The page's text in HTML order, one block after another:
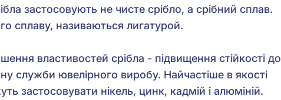
застосовують не чисте срібло, а срібний сплав.
сплаву, називаються лигатурой.
властивостей срібла - підвищення стійкості до
служби ювелірного виробу. Найчастіше в якості
застосовувати нікель, цинк, кадмій і алюміній.